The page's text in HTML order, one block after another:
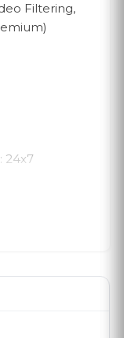
Filtering,
24x7
sur le